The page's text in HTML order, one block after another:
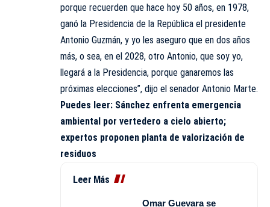
porque recuerden que hace hoy 50 años, en 1978,
ganó la Presidencia de la República el presidente
Antonio Guzmán, y yo les aseguro que en dos años
más, o sea, en el 2028, otro Antonio, que soy yo,
llegará a la Presidencia, porque ganaremos las
próximas elecciones”, dijo el senador Antonio Marte.
Puedes leer: Sánchez enfrenta emergencia
ambiental por vertedero a cielo abierto;
expertos proponen planta de valorización de
residuos
Leer Más
Omar Guevara se